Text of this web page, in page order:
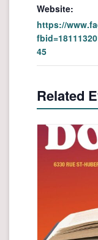
Website:
https://
45
Related